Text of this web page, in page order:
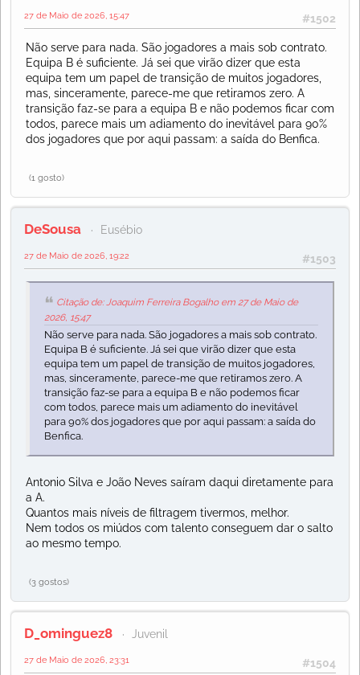
#1502
27 de Maio de 2026, 15:47
Não serve para nada. São jogadores a mais sob contrato.
Equipa B é suficiente. Já sei que virão dizer que esta
equipa tem um papel de transição de muitos jogadores,
mas, sinceramente, parece-me que retiramos zero. A
transição faz-se para a equipa B e não podemos ficar com
todos, parece mais um adiamento do inevitável para 90%
dos jogadores que por aqui passam: a saída do Benfica.
(1 gosto)
DeSousa Eusébio
#1503
27 de Maio de 2026, 19:22
Citação de: Joaquim Ferreira Bogalho em 27 de Maio de
2026, 15:47
Não serve para nada. São jogadores a mais sob contrato.
Equipa B é suficiente. Já sei que virão dizer que esta
equipa tem um papel de transição de muitos jogadores,
mas, sinceramente, parece-me que retiramos zero. A
transição faz-se para a equipa B e não podemos ficar
com todos, parece mais um adiamento do inevitável
para 90% dos jogadores que por aqui passam: a saída do
Benfica.
Antonio Silva e João Neves saíram daqui diretamente para
a A.
Quantos mais níveis de filtragem tivermos, melhor.
Nem todos os miúdos com talento conseguem dar o salto
ao mesmo tempo.
(3 gostos)
D_ominguez8 Juvenil
#1504
27 de Maio de 2026, 23:31